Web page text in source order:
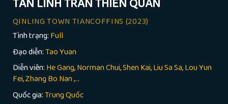
QINLING TOWN TIANCOFFINS (2023)
Tình trạng: Full
Đạo diễn:Tao Yuan
Diễn viên: He Gang, Norman Chui, Shen Kai, Liu Sa Sa, Lou Yun
Fei, Zhang Bo Nan ,...
Quốc gia:Trung Quốc